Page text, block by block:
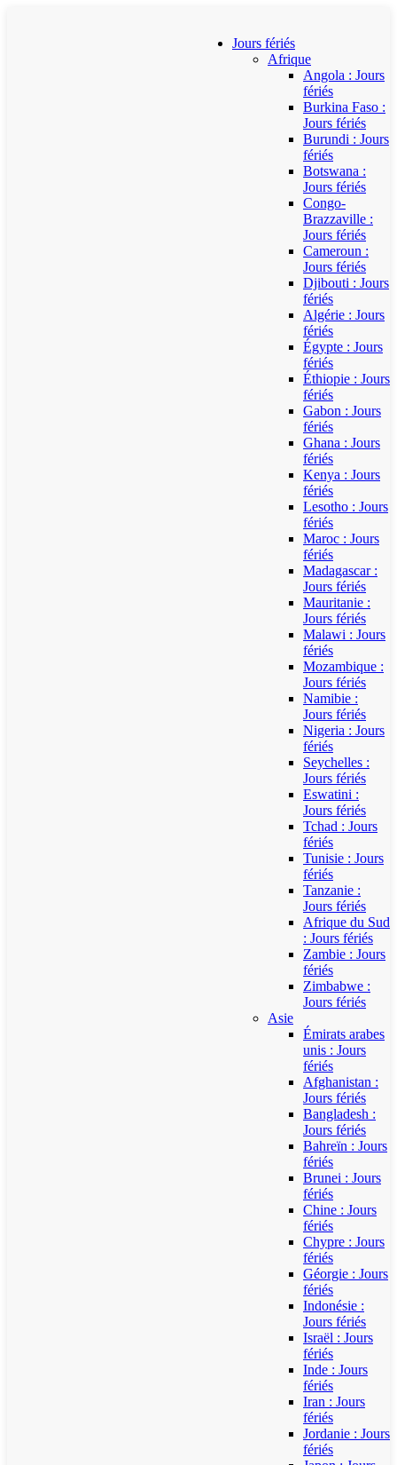
Jours fériés
Afrique
Angola : Jours
fériés
Burkina Faso :
Jours fériés
Burundi : Jours
fériés
Botswana :
Jours fériés
Congo-
Brazzaville :
Jours fériés
Cameroun :
Jours fériés
Djibouti : Jours
fériés
Algérie : Jours
fériés
Égypte : Jours
fériés
Éthiopie : Jours
fériés
Gabon : Jours
fériés
Ghana : Jours
fériés
Kenya : Jours
fériés
Lesotho : Jours
fériés
Maroc : Jours
fériés
Madagascar :
Jours fériés
Mauritanie :
Jours fériés
Malawi : Jours
fériés
Mozambique :
Jours fériés
Namibie :
Jours fériés
Nigeria : Jours
fériés
Seychelles :
Jours fériés
Eswatini :
Jours fériés
Tchad : Jours
fériés
Tunisie : Jours
fériés
Tanzanie :
Jours fériés
Afrique du Sud
: Jours fériés
Zambie : Jours
fériés
Zimbabwe :
Jours fériés
Asie
Émirats arabes
unis : Jours
fériés
Afghanistan :
Jours fériés
Bangladesh :
Jours fériés
Bahreïn : Jours
fériés
Brunei : Jours
fériés
Chine : Jours
fériés
Chypre : Jours
fériés
Géorgie : Jours
fériés
Indonésie :
Jours fériés
Israël : Jours
fériés
Inde : Jours
fériés
Iran : Jours
fériés
Jordanie : Jours
fériés